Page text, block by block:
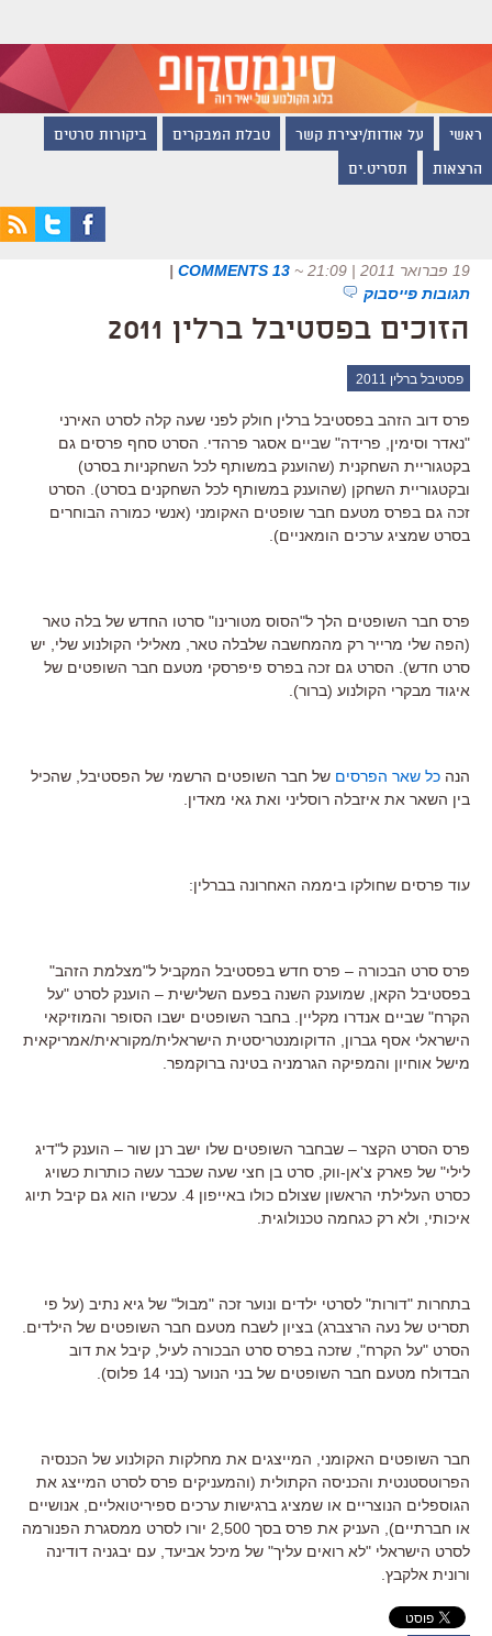
ראשי על אודות/יצירת קשר טבלת המבקרים ביקורות סרטים
הרצאות תסריט.ים
19 פברואר 2011 | 21:09 ~
13 COMMENTS
|
תגובות פייסבוק
הזוכים בפסטיבל ברלין 2011
פסטיבל ברלין 2011
פרס דוב הזהב בפסטיבל ברלין חולק לפני שעה קלה לסרט האירני
"נאדר וסימין, פרידה" שביים אסגר פרהדי. הסרט סחף פרסים גם
בקטגוריית השחקנית (שהוענק במשותף לכל השחקניות בסרט)
ובקטגוריית השחקן (שהוענק במשותף לכל השחקנים בסרט). הסרט
זכה גם בפרס מטעם חבר שופטים האקומני (אנשי כמורה הבוחרים
בסרט שמציג ערכים הומאניים).
פרס חבר השופטים הלך ל"הסוס מטורינו" סרטו החדש של בלה טאר
(הפה שלי מרייר רק מהמחשבה שלבלה טאר, מאלילי הקולנוע שלי, יש
סרט חדש). הסרט גם זכה בפרס פיפרסקי מטעם חבר השופטים של
איגוד מבקרי הקולנוע (ברור).
הנה כל שאר הפרסים של חבר השופטים הרשמי של הפסטיבל, שהכיל
בין השאר את איזבלה רוסליני ואת גאי מאדין.
עוד פרסים שחולקו ביממה האחרונה בברלין:
פרס סרט הבכורה – פרס חדש בפסטיבל המקביל ל"מצלמת הזהב"
בפסטיבל הקאן, שמוענק השנה בפעם השלישית – הוענק לסרט "על
הקרח" שביים אנדרו מקליין. בחבר השופטים ישבו הסופר והמוזיקאי
הישראלי אסף גברון, הדוקומנטריסטית הישראלית/מקוראית/אמריקאית
מישל אוחיון והמפיקה הגרמניה בטינה ברוקמפר.
פרס הסרט הקצר – שבחבר השופטים שלו ישב רנן שור – הוענק ל"דיג
לילי" של פארק צ'אן-ווק, סרט בן חצי שעה שכבר עשה כותרות כשויג
כסרט העלילתי הראשון שצולם כולו באייפון 4. עכשיו הוא גם קיבל תיוג
איכותי, ולא רק כגחמה טכנולוגית.
בתחרות "דורות" לסרטי ילדים ונוער זכה "מבול" של גיא נתיב (על פי
תסריט של נעה הרצברג) בציון לשבח מטעם חבר השופטים של הילדים.
הסרט "על הקרח", שזכה בפרס סרט הבכורה לעיל, קיבל את דוב
הבדולח מטעם חבר השופטים של בני הנוער (בני 14 פלוס).
חבר השופטים האקומני, המייצגים את מחלקות הקולנוע של הכנסיה
הפרוטסטנטית והכניסה הקתולית (והמעניקים פרס לסרט המייצג את
הגוספלים הנוצריים או שמציג ברגישות ערכים ספיריטואליים, אנושיים
או חברתיים), העניק את פרס בסך 2,500 יורו לסרט ממסגרת הפנורמה
לסרט הישראלי "לא רואים עליך" של מיכל אביעד, עם יבגניה דודינה
ורונית אלקבץ.